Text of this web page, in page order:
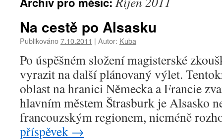
Na cestě po Alsasku
Publikováno7.10.2011 | Autor: Kuba
Po úspěšném složení magisterské
vyrazit na další plánovaný výlet.
oblast na hranici Německa a Francie
hlavním městem Štrasburk je Alsasko
francouzským regionem, nicméně
příspěvek →